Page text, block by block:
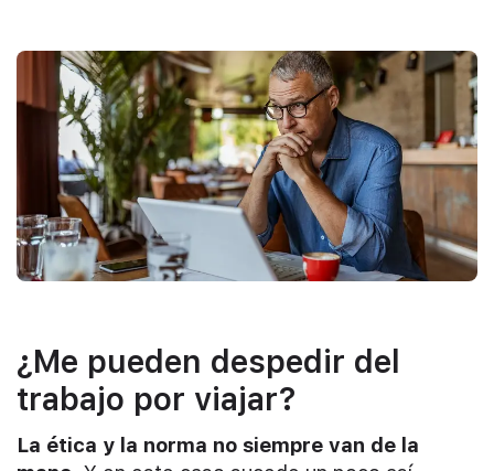
¿Me pueden despedir del
trabajo por viajar?
La ética y la norma no siempre van de la